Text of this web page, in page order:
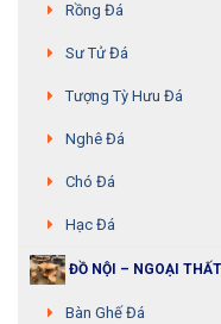
Rồng Đá
Sư Tử Đá
Tượng Tỳ Hưu Đá
Nghê Đá
Chó Đá
Hạc Đá
ĐỒ NỘI – NGOẠI
Bàn Ghế Đá